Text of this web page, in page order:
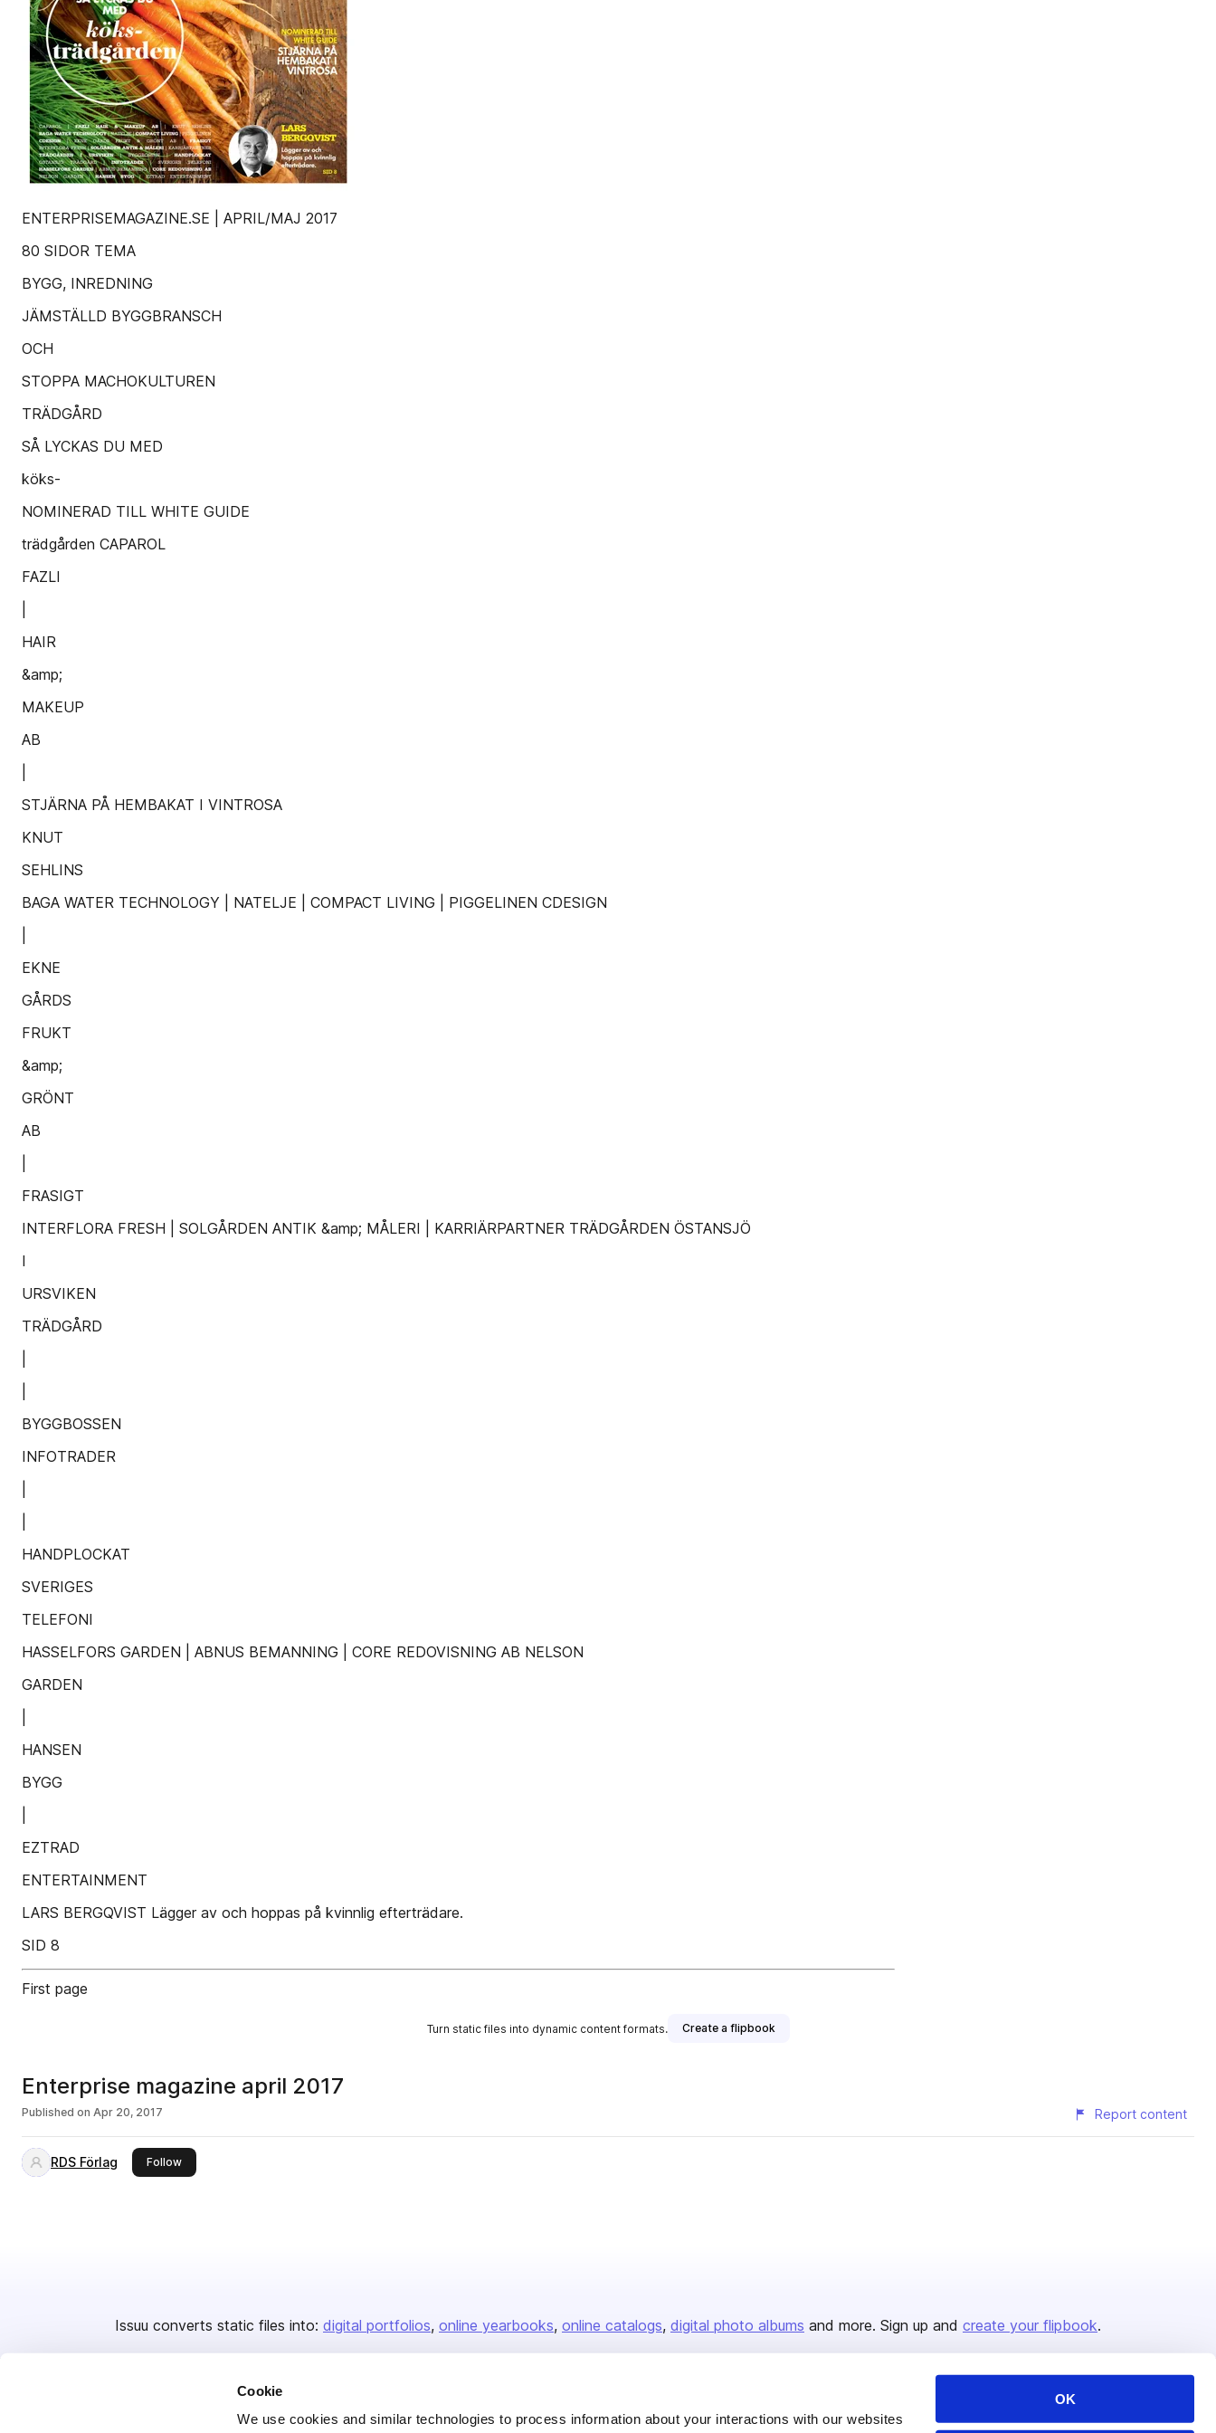
Cookie
We use cookies and similar technologies to process information about your interactions with our websites
OK
ENTERPRISEMAGAZINE.SE | APRIL/MAJ 2017
80 SIDOR TEMA
BYGG, INREDNING
JÄMSTÄLLD BYGGBRANSCH
OCH
STOPPA MACHO­KULTUREN
TRÄDGÅRD
SÅ LYCKAS DU MED
köks-
NOMINERAD TILL WHITE GUIDE
trädgården CAPAROL
FAZLI
HAIR
&amp;
MAKEUP
AB
STJÄRNA PÅ HEMBAKAT I VINTROSA
KNUT
SEHLINS
BAGA WATER TECHNOLOGY | NATELJE | COMPACT LIVING | PIGGELINEN CDESIGN
EKNE
GÅRDS
FRUKT
&amp;
GRÖNT
AB
FRASIGT
INTERFLORA FRESH | SOLGÅRDEN ANTIK &amp; MÅLERI | KARRIÄRPARTNER TRÄDGÅRDEN ÖSTANSJÖ
I
URSVIKEN
TRÄDGÅRD
BYGGBOSSEN
INFOTRADER
HANDPLOCKAT
SVERIGES
TELEFONI
HASSELFORS GARDEN | ABNUS BEMANNING | CORE REDOVISNING AB NELSON
GARDEN
HANSEN
BYGG
EZTRAD
ENTERTAINMENT
LARS BERGQVIST Lägger av och hoppas på kvinnlig efterträdare.
SID 8
First page
Turn static files into dynamic content formats. Create a flipbook
Enterprise magazine april 2017
Published on Apr 20, 2017 Report content
RDS Förlag Followthis publisher
Issuu converts static files into: digital portfolios online yearbooks online catalogs digital photo albums and more. Sign up and create your flipbook.
Company Issuu Platform